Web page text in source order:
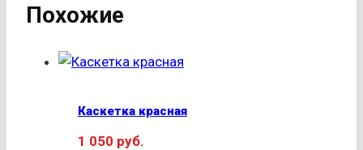
Похожие
Каскетка красная
1 050 руб.